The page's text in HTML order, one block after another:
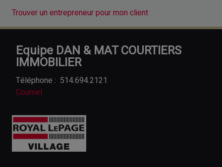
Trouver un entrepreneur pour mon client
Equipe DAN & MAT COURTIERS
IMMOBILIER
Téléphone : 514.694.2121
Courriel